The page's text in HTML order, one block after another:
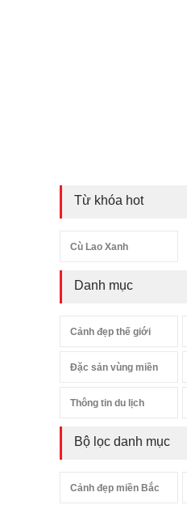
Từ khóa hot
Cù Lao Xanh
Danh mục
Cảnh đẹp thế giới
Đặc sản vùng miền
Thông tin du lịch
Bộ lọc danh mục
Cảnh đẹp miền Bắc